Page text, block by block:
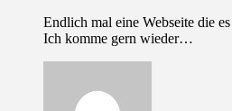
Endlich mal eine Webseite die
Ich komme gern wieder…